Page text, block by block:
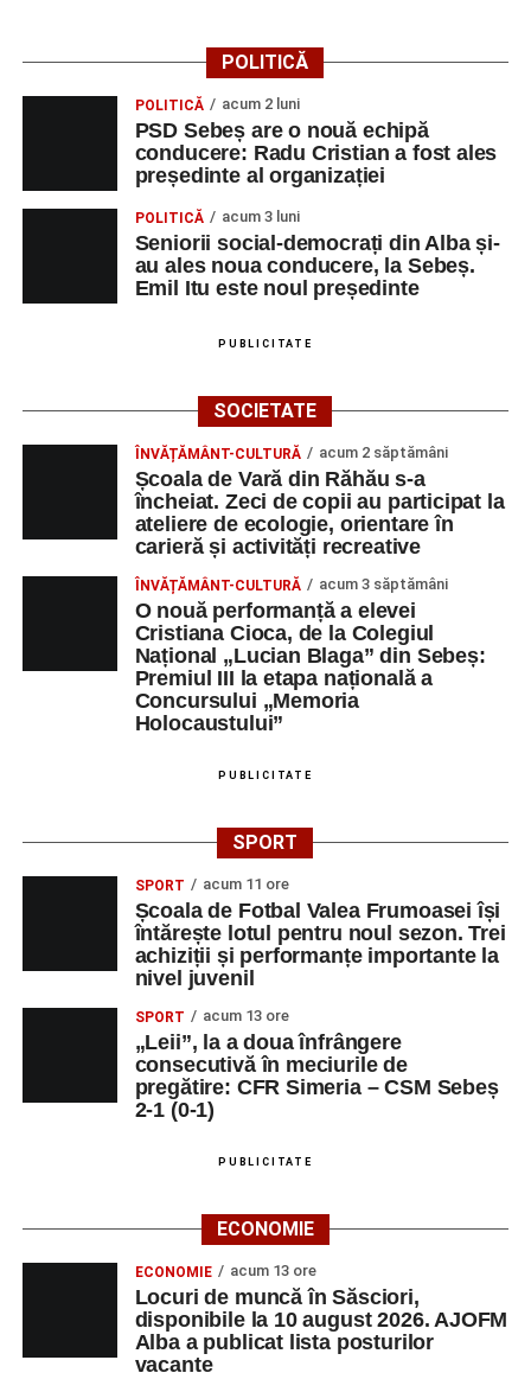
SERVICII SRL
NECALIFICAT LA
ASAMBLAREA,
MONTAREA
PIESELOR
SC SALV METAL
SRL
MASINIST LA
MASINI
SPECIALE DE
ASCHIERE
1
TRIMODA SRL VÂNZATOR 1
0755461400
ASISTENT
ELECTRICE IN
HIDROCENTRALE
„HIDROELECTRICA”
SA BUCURESTI
HIDROCENTRALE
INGINER
CONSTRUCTII
HIDROTEHNICE
DUPEX SRL
OPERATOR LA
MASINI-UNELTE
CU COMANDA
1 0258731066
rutier de
SĂNĂTATE FORTE
OPERATOR
INTRODUCERE,
VALIDARE SI
PRELUCRARE
DATE
1 0743515200
ȘEF BIROU
TEHNIC
1 0258731066
MALURA & RV SRL SECRETARA
Adaugă-ne ca sursă preferată
Urmărește-ne pe Google News
Ultimele știri din Sebeș
POLITICĂ
POLITICĂ acum 2 luni
PSD Sebeș are o nouă echipă
conducere: Radu Cristian a fost ales
președinte al organizației
POLITICĂ acum 3 luni
Seniorii social-democrați din Alba și-
au ales noua conducere, la Sebeș.
Emil Itu este noul președinte
PUBLICITATE
SOCIETATE
ÎNVĂȚĂMÂNT-CULTURĂ acum 2 săptămâni
Școala de Vară din Răhău s-a
încheiat. Zeci de copii au participat la
ateliere de ecologie, orientare în
carieră și activități recreative
ÎNVĂȚĂMÂNT-CULTURĂ acum 3 săptămâni
O nouă performanță a elevei
Cristiana Cioca, de la Colegiul
Național „Lucian Blaga” din Sebeș:
Premiul III la etapa națională a
Concursului „Memoria
Holocaustului”
PUBLICITATE
SPORT
SPORT acum 11 ore
Școala de Fotbal Valea Frumoasei își
întărește lotul pentru noul sezon. Trei
achiziții și performanțe importante la
nivel juvenil
SPORT acum 13 ore
„Leii”, la a doua înfrângere
consecutivă în meciurile de
pregătire: CFR Simeria – CSM Sebeș
2-1 (0-1)
PUBLICITATE
ECONOMIE
ECONOMIE acum 13 ore
Locuri de muncă în Săsciori,
disponibile la 10 august 2026. AJOFM
Alba a publicat lista posturilor
vacante